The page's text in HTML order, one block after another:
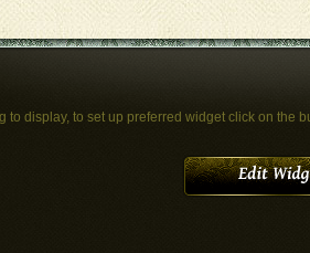
to display, to set up preferred widget click on the